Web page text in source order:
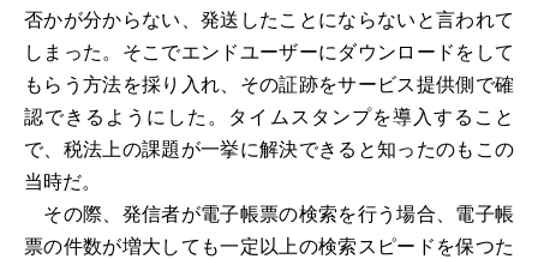
否かが分からない、発送したことにならないと言われて
しまった。そこでエンドユーザーにダウンロードをして
もらう方法を採り入れ、その証跡をサービス提供側で確
認できるようにした。タイムスタンプを導入すること
で、税法上の課題が一挙に解決できると知ったのもこの
当時だ。
その際、発信者が電子帳票の検索を行う場合、電子帳
票の件数が増大しても一定以上の検索スピードを保つた